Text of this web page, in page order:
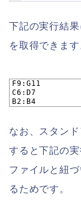
下記の実行結
を取得できます
F9:G11
C6:D7
B2:B4
なお、スタン
すると下記の
ファイルと紐
るためです。